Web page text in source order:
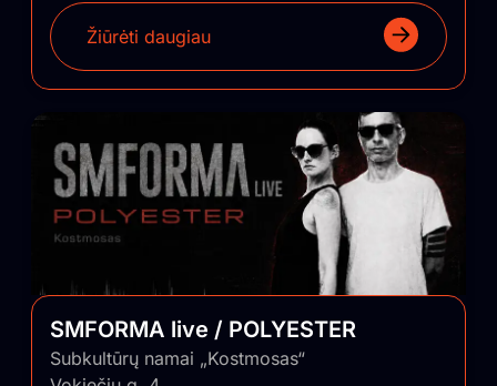
Žiūrėti daugiau
SMFORMA live / POLYESTER
Subkultūrų namai „Kostmosas“